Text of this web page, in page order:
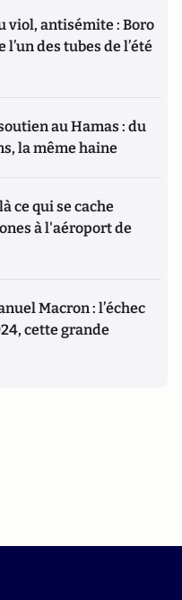
viol, antisémite : Boro
des tubes de l’été
au Hamas : du
la même haine
ce qui se cache
à l'aéroport de
Macron : l’échec
cette grande